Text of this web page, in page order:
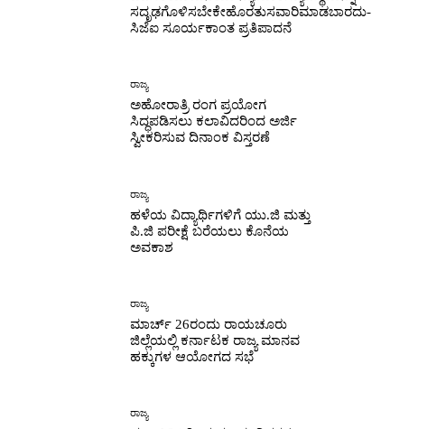
ಸದೃಢಗೊಳಿಸಬೇಕೇಹೊರತುಸವಾರಿಮಾಡಬಾರದು-
ಸಿಜೆಐ ಸೂರ್ಯಕಾಂತ ಪ್ರತಿಪಾದನೆ
ರಾಜ್ಯ
ಅಹೋರಾತ್ರಿ ರಂಗ ಪ್ರಯೋಗ
ಸಿದ್ಧಪಡಿಸಲು ಕಲಾವಿದರಿಂದ ಅರ್ಜಿ
ಸ್ವೀಕರಿಸುವ ದಿನಾಂಕ ವಿಸ್ತರಣೆ
ರಾಜ್ಯ
ಹಳೆಯ ವಿದ್ಯಾರ್ಥಿಗಳಿಗೆ ಯು.ಜಿ ಮತ್ತು
ಪಿ.ಜಿ ಪರೀಕ್ಷೆ ಬರೆಯಲು ಕೊನೆಯ
ಅವಕಾಶ
ರಾಜ್ಯ
ಮಾರ್ಚ್ 26ರಂದು ರಾಯಚೂರು
ಜಿಲ್ಲೆಯಲ್ಲಿ ಕರ್ನಾಟಕ ರಾಜ್ಯ ಮಾನವ
ಹಕ್ಕುಗಳ ಆಯೋಗದ ಸಭೆ
ರಾಜ್ಯ